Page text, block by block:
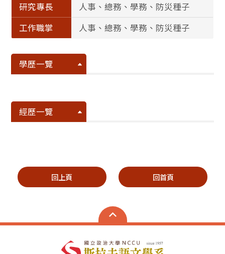
研究專長
人事、總務、學務、防災種子
工作職掌
人事、總務、學務、防災種子
學歷一覽
經歷一覽
回上頁 回首頁